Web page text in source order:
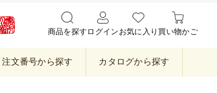
商品を探す ログインお気に入り 買い物かご
注文番号から探す カタログから探す